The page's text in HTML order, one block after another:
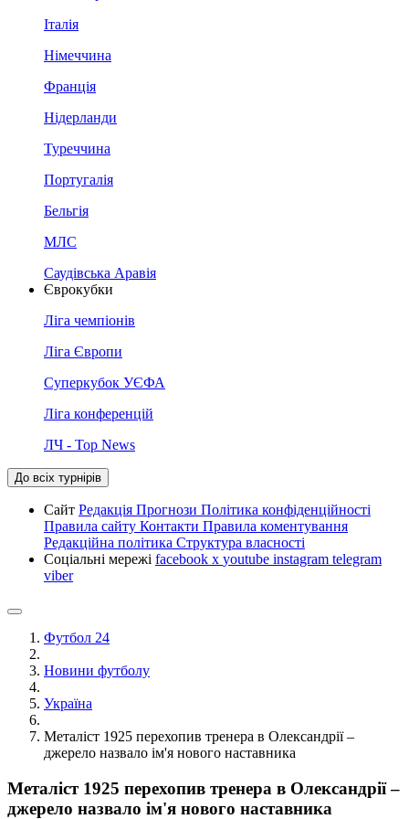
Італія
Німеччина
Франція
Нідерланди
Туреччина
Португалія
Бельгія
МЛС
Саудівська Аравія
Єврокубки
Ліга чемпіонів
Ліга Європи
Суперкубок УЄФА
Ліга конференцій
ЛЧ - Top News
До всіх турнірів
Сайт Редакція Прогнози Політика конфіденційності
Правила сайту Контакти Правила коментування
Редакційна політика Структура власності
Соціальні мережі facebook x youtube instagram telegram
viber
Футбол 24
Новини футболу
Україна
Металіст 1925 перехопив тренера в Олександрії –
джерело назвало ім'я нового наставника
Металіст 1925 перехопив тренера в Олександрії –
джерело назвало ім'я нового наставника